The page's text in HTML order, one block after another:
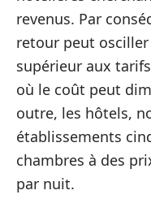
revenus. Par
retour peut
supérieur aux
où le coût peut
outre, les hôtels,
établissements
chambres à des
par nuit.